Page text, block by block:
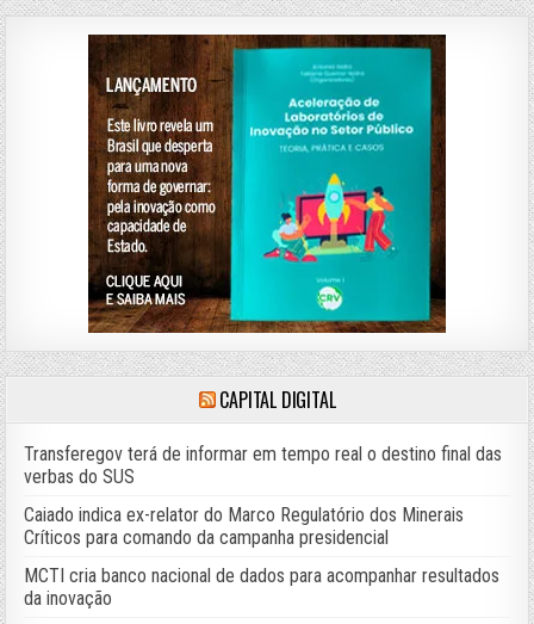
CAPITAL DIGITAL
Transferegov terá de informar em tempo real o destino final das
verbas do SUS
Caiado indica ex-relator do Marco Regulatório dos Minerais
Críticos para comando da campanha presidencial
MCTI cria banco nacional de dados para acompanhar resultados
da inovação